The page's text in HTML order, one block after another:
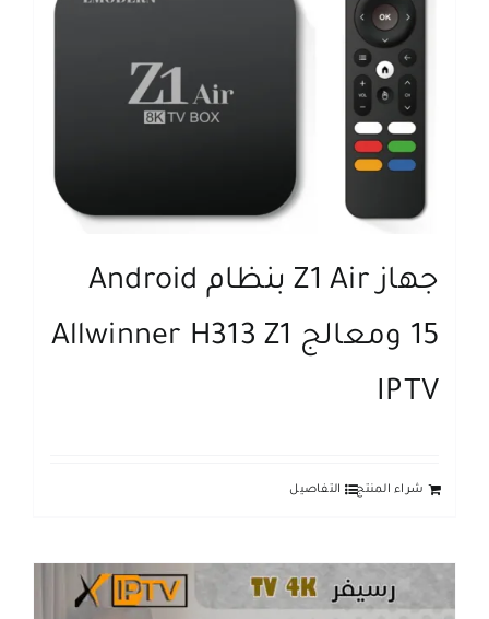
جهاز Z1 Air بنظام Android
15 ومعالج Allwinner H313 Z1
IPTV
شراء المنتج التفاصيل